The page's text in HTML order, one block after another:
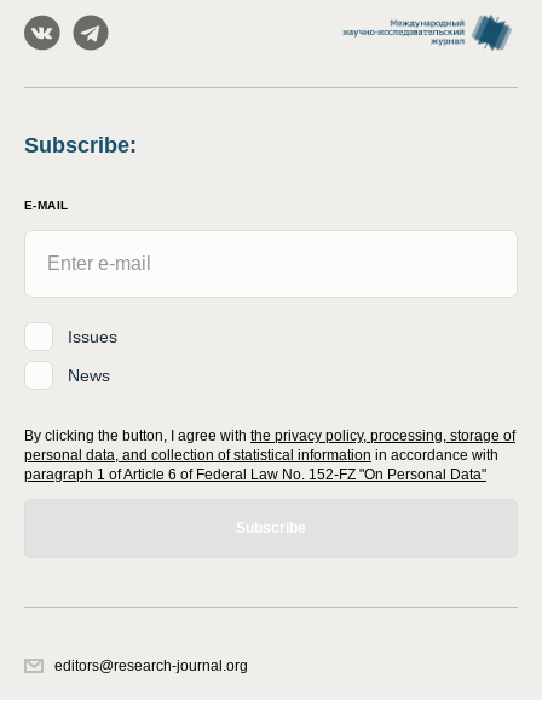
Subscribe:
E-MAIL
Issues
News
By clicking the button, I agree with the privacy policy, processing, storage of
personal data, and collection of statistical information in accordance with
paragraph 1 of Article 6 of Federal Law No. 152-FZ "On Personal Data"
Subscribe
editors@research-journal.org